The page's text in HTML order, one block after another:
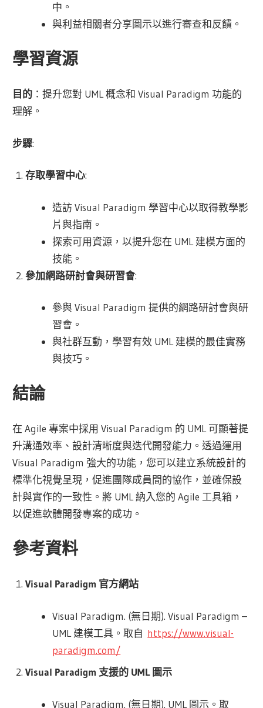
中。
與利益相關者分享圖示以進行審查和反饋。
學習資源
目的 ：提升您對 UML 概念和 Visual Paradigm 功能的
理解。
步驟:
存取學習中心:
造訪 Visual Paradigm 學習中心以取得教學影
片與指南。
探索可用資源，以提升您在 UML 建模方面的
技能。
參加網路研討會與研習會:
參與 Visual Paradigm 提供的網路研討會與研
習會。
與社群互動，學習有效 UML 建模的最佳實務
與技巧。
結論
在 Agile 專案中採用 Visual Paradigm 的 UML 可顯著提
升溝通效率、設計清晰度與迭代開發能力。透過運用
Visual Paradigm 強大的功能，您可以建立系統設計的
標準化視覺呈現，促進團隊成員間的協作，並確保設
計與實作的一致性。將 UML 納入您的 Agile 工具箱，
以促進軟體開發專案的成功。
參考資料
Visual Paradigm 官方網站
Visual Paradigm. (無日期). Visual Paradigm –
UML 建模工具。取自 https://www.visual-
paradigm.com/
Visual Paradigm 支援的 UML 圖示
Visual Paradigm. (無日期). UML 圖示。取